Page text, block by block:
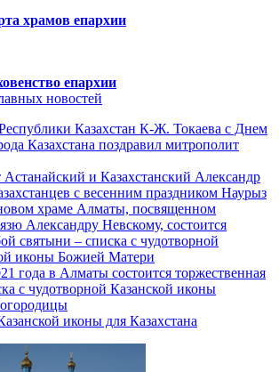
храмов епархии
епархии
новостей
Казахстан К-Ж. Токаева с Днем
Казахстана поздравил митрополит
и Казахстанский Александр
с весенним праздником Наурыз
храме Алматы, посвященном
Александру Невскому, состоится
святыни – списка с чудотворной
иконы Божией Матери
года в Алматы состоится торжественная
с чудотворной Казанской иконы
иконы для Казахстана